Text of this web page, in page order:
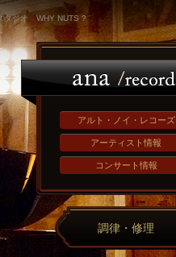
タジオ WHY NUTS ?
アルト・ノイ・レコーズ
アーティスト情報
コンサート情報
調律・修理